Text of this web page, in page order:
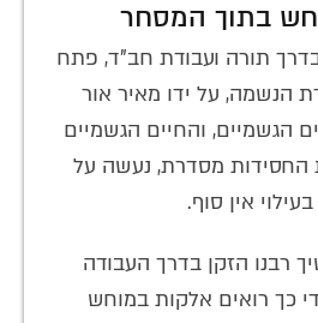
תורה ועבודת חב"ד, פתח
הנשמה, על ידו מאיר אור
הגשמיים, והחיים הגשמיים
מסדרת, נעשה על
אין סוף.
רבנו הזקן בדרך העבודה
כך רואים אלקות במוחש